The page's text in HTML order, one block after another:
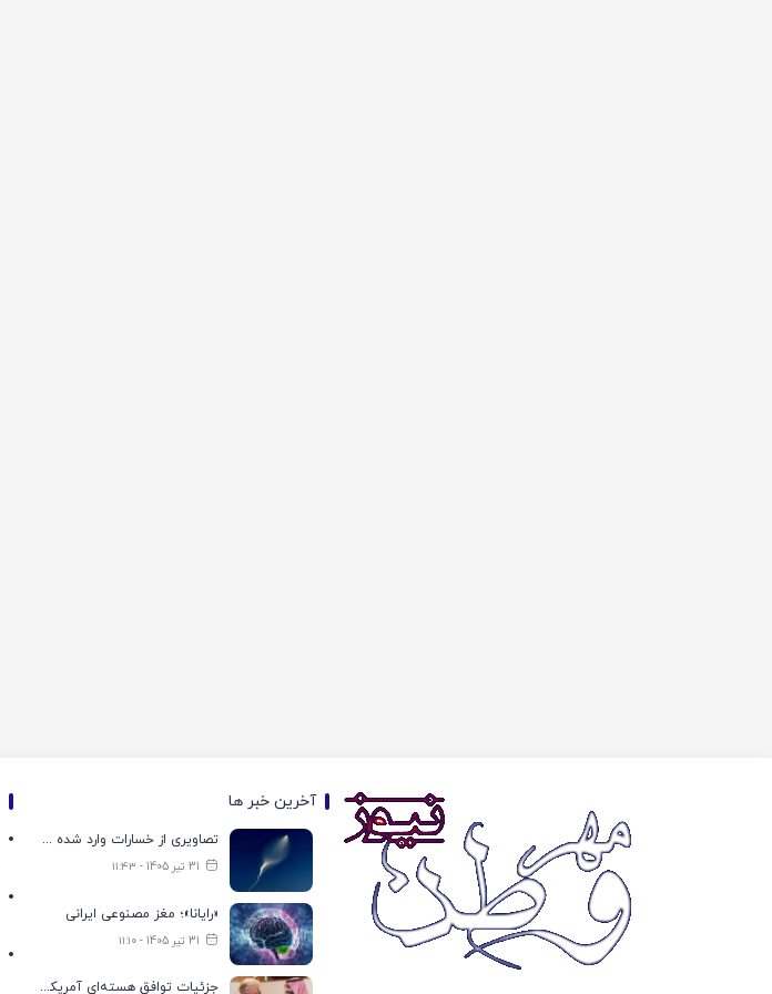
آخرین خبر ها
تصاویری از خسارات وارد شده به تاسیسات نظامی آمریکا در فرودگاه اربیل
31 تیر 1405 - ۱۱:۴۳
«رایانا»؛ مغز مصنوعی ایرانی
31 تیر 1405 - ۱۱:۱۰
جزئیات توافق هسته‌ای آمریکا و عربستان سعودی